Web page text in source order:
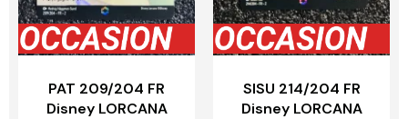
PAT 209/204 FR
Disney LORCANA
SISU 214/204 FR
Disney LORCANA